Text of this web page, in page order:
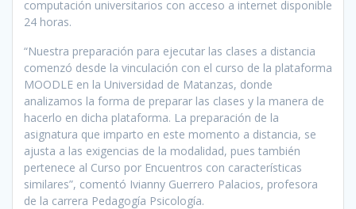
computación universitarios con acceso a internet disponible
24 horas.
“Nuestra preparación para ejecutar las clases a distancia
comenzó desde la vinculación con el curso de la plataforma
MOODLE en la Universidad de Matanzas, donde
analizamos la forma de preparar las clases y la manera de
hacerlo en dicha plataforma. La preparación de la
asignatura que imparto en este momento a distancia, se
ajusta a las exigencias de la modalidad, pues también
pertenece al Curso por Encuentros con características
similares”, comentó Ivianny Guerrero Palacios, profesora
de la carrera Pedagogía Psicología.